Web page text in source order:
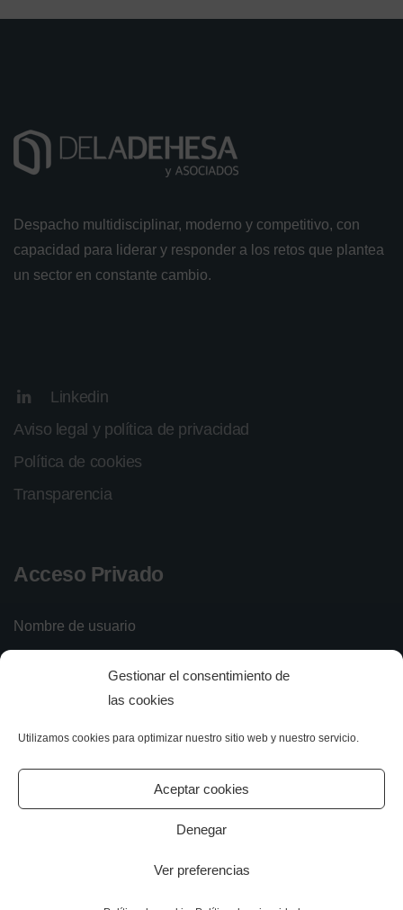
Gestionar el consentimiento de
las cookies
Utilizamos cookies para optimizar nuestro sitio web y nuestro servicio.
Aceptar cookies
Denegar
Ver preferencias
Despacho multidisciplinar, moderno y competitivo, con
capacidad para liderar y responder a los retos que plantea
un sector en constante cambio.
Linkedin
Aviso legal y política de privacidad
Política de cookies
Transparencia
Acceso Privado
Nombre de usuario
Olvidé mi contraseña